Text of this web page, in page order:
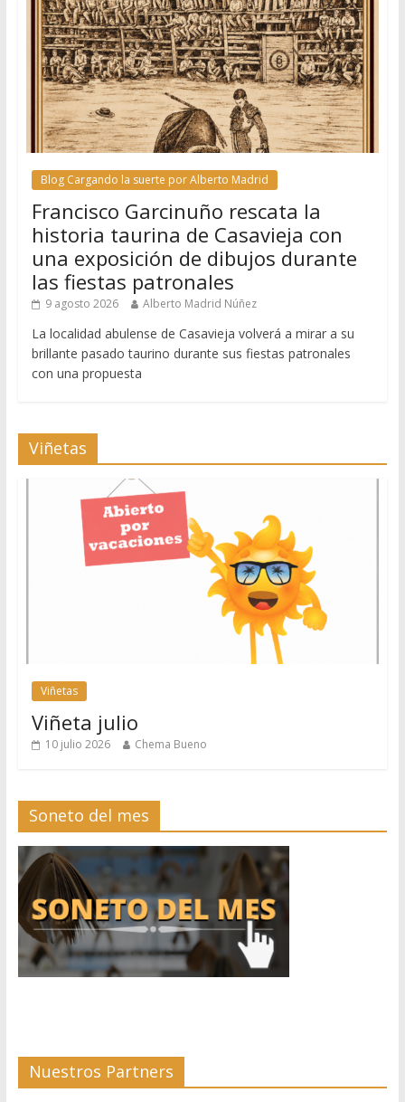
Blog Cargando la suerte por Alberto Madrid
Francisco Garcinuño rescata la
historia taurina de Casavieja con
una exposición de dibujos durante
las fiestas patronales
9 agosto 2026 Alberto Madrid Núñez
La localidad abulense de Casavieja volverá a mirar a su
brillante pasado taurino durante sus fiestas patronales
con una propuesta
Viñetas
Viñetas
Viñeta julio
10 julio 2026 Chema Bueno
Soneto del mes
Nuestros Partners